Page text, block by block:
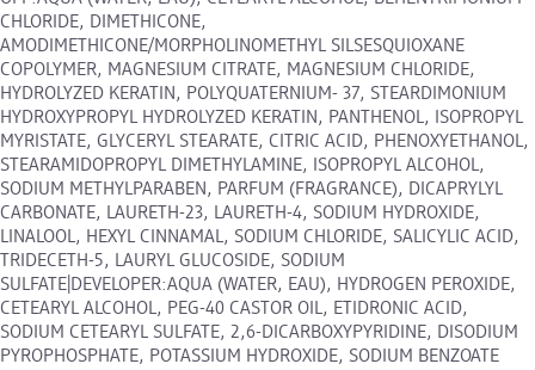
CHLORIDE, DIMETHICONE,
AMODIMETHICONE/MORPHOLINOMETHYL SILSESQUIOXANE
COPOLYMER, MAGNESIUM CITRATE, MAGNESIUM CHLORIDE,
HYDROLYZED KERATIN, POLYQUATERNIUM- 37, STEARDIMONIUM
HYDROXYPROPYL HYDROLYZED KERATIN, PANTHENOL, ISOPROPYL
MYRISTATE, GLYCERYL STEARATE, CITRIC ACID, PHENOXYETHANOL,
STEARAMIDOPROPYL DIMETHYLAMINE, ISOPROPYL ALCOHOL,
SODIUM METHYLPARABEN, PARFUM (FRAGRANCE), DICAPRYLYL
CARBONATE, LAURETH-23, LAURETH-4, SODIUM HYDROXIDE,
LINALOOL, HEXYL CINNAMAL, SODIUM CHLORIDE, SALICYLIC ACID,
TRIDECETH-5, LAURYL GLUCOSIDE, SODIUM
SULFATE|DEVELOPER:AQUA (WATER, EAU), HYDROGEN PEROXIDE,
CETEARYL ALCOHOL, PEG-40 CASTOR OIL, ETIDRONIC ACID,
SODIUM CETEARYL SULFATE, 2,6-DICARBOXYPYRIDINE, DISODIUM
PYROPHOSPHATE, POTASSIUM HYDROXIDE, SODIUM BENZOATE